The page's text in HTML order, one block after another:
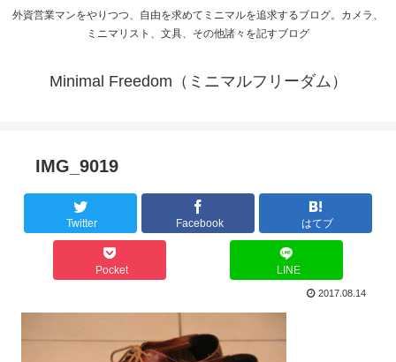
外資営業マンをやりつつ、自由を求めてミニマルを追求するブログ。カメラ、
ミニマリスト、文具、その他諸々を記すブログ
Minimal Freedom（ミニマルフリーダム）
IMG_9019
Twitter Facebook はてブ
Pocket LINE
2017.08.14